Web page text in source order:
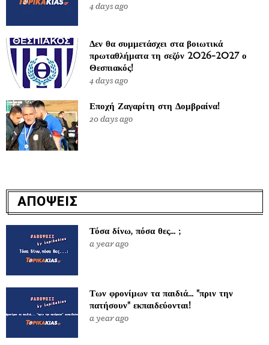
4 days ago
Δεν θα συμμετάσχει στα βοιωτικά
πρωταθλήματα τη σεζόν 2026-2027 ο
Θεσπιακός!
4 days ago
Εποχή Ζαγαρίτη στη Δομβραίνα!
20 days ago
ΑΠΟΨΕΙΣ
Τόσα δίνω, πόσα θες... ;
a year ago
Των φρονίμων τα παιδιά... "πριν την
πατήσουν" εκπαιδεύονται!
a year ago